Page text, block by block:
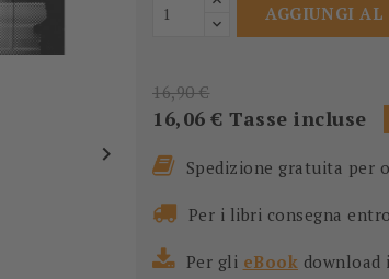

AGGIUNGI AL
16,90 €
16,06 € Tasse incluse
Spedizione gratuita per
Per i libri consegna entro
Per gli eBook